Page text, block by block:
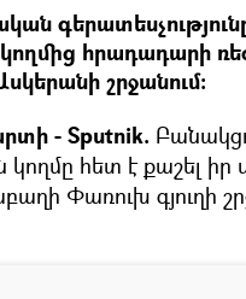
հրադադարի
շրջանում:
- Sputnik.
հետ է քաշել իր
Փառուխ գյուղի